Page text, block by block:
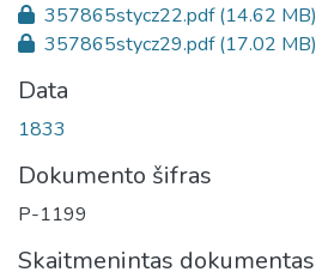
357865stycz22.pdf(14.62 MB)
357865stycz29.pdf(17.02 MB)
Data
1833
Dokumento šifras
P-1199
Skaitmenintas dokumentas